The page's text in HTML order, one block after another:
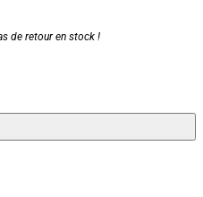
de retour en stock !